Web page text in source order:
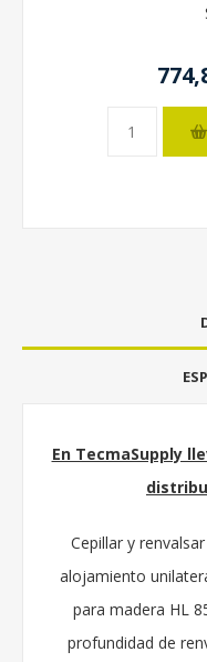
En TecmaSupply
Cepillar y
alojamiento
para madera HL
profundidad de